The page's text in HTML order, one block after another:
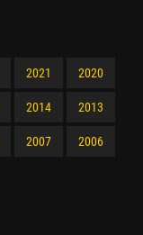
2021 2020
2014 2013
2007 2006